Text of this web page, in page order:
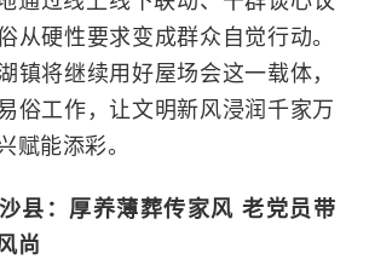
从硬性要求变成群众自觉行动。
镇将继续用好屋场会这一载体，
俗工作，让文明新风浸润千家万
赋能添彩。
县： 厚养薄葬传家风 老党员带
尚